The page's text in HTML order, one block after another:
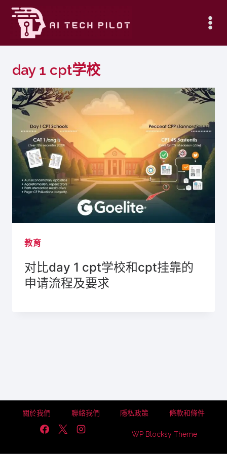
Skip
content
day 1 cpt学校
教育
对比day 1 cpt学校和cpt挂靠的
申请流程及要求
關於我們 聯絡我們 隱私政策 條款和條件
WP Blocksy Theme